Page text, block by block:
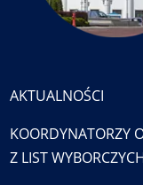
AKTUALNOŚCI
KOORDYNATORZY
Z LIST